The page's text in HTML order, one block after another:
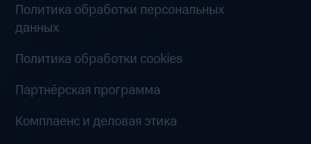
Политика обработки персональных
данных
Политика обработки cookies
Партнёрская программа
Комплаенс и деловая этика